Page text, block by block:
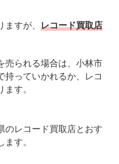
すが、 レコード買取店
売られる場合は、小林市
持っていかれるか、レコ
す。
のレコード買取店とおす
す。